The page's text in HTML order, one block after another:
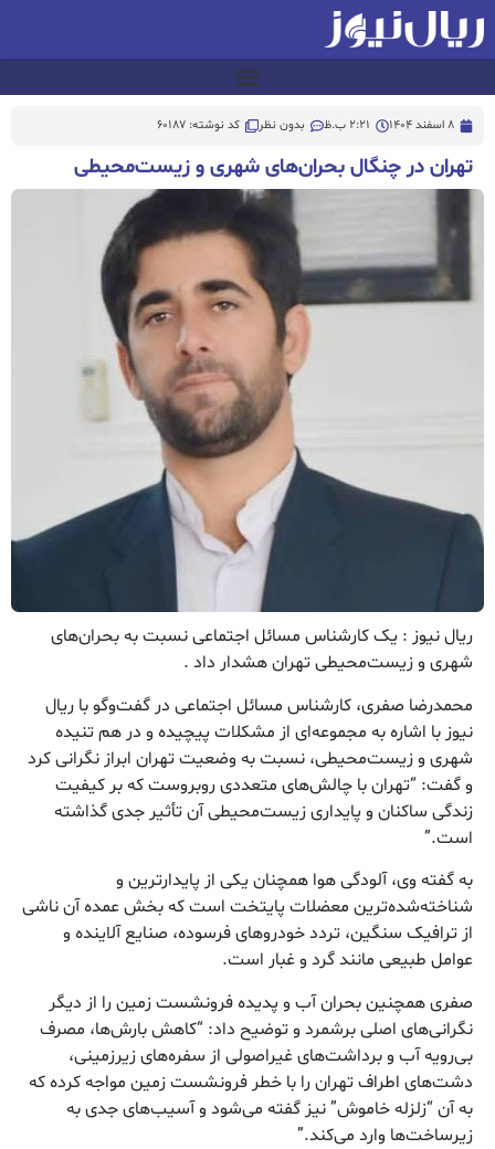
8 اسفند 1404 2:21 ب.ظ بدون نظر کد نوشته: 60187
تهران در چنگال بحران‌های شهری و زیست‌محیطی
ریال نیوز : یک کارشناس مسائل اجتماعی نسبت به بحران‌های
شهری و زیست‌محیطی تهران هشدار داد .
محمدرضا صفری، کارشناس مسائل اجتماعی در گفت‌وگو با ریال
نیوز با اشاره به مجموعه‌ای از مشکلات پیچیده و در هم تنیده
شهری و زیست‌محیطی، نسبت به وضعیت تهران ابراز نگرانی کرد
و گفت: “تهران با چالش‌های متعددی روبروست که بر کیفیت
زندگی ساکنان و پایداری زیست‌محیطی آن تأثیر جدی گذاشته
است.”
به گفته وی، آلودگی هوا همچنان یکی از پایدارترین و
شناخته‌شده‌ترین معضلات پایتخت است که بخش عمده آن ناشی
از ترافیک سنگین، تردد خودروهای فرسوده، صنایع آلاینده و
عوامل طبیعی مانند گرد و غبار است.
صفری همچنین بحران آب و پدیده فرونشست زمین را از دیگر
نگرانی‌های اصلی برشمرد و توضیح داد: “کاهش بارش‌ها، مصرف
بی‌رویه آب و برداشت‌های غیراصولی از سفره‌های زیرزمینی،
دشت‌های اطراف تهران را با خطر فرونشست زمین مواجه کرده که
به آن “زلزله خاموش” نیز گفته می‌شود و آسیب‌های جدی به
زیرساخت‌ها وارد می‌کند.”